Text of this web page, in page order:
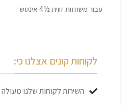
עבור משחזות זווית ½4 אינטש
לקוחות קונים אצלנו כי:
השירות לקוחות שלנו